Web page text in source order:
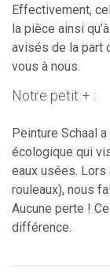
Effectivement,
la pièce ainsi
avisés de la part
vous à nous.
Notre petit + :
Peinture Schaal
écologique qui
eaux usées.
rouleaux), nous
Aucune perte !
différence.